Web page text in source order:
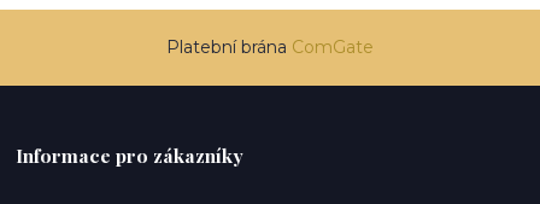
Platební brána ComGate
Informace pro zákazníky